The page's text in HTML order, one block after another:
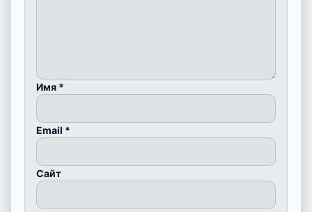
Имя *
Email *
Сайт